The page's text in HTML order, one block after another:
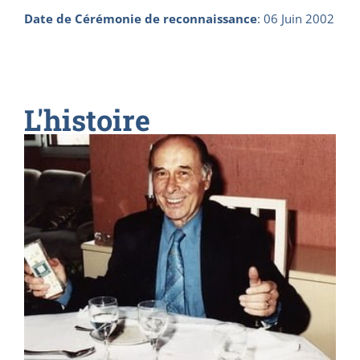
Date de Cérémonie de reconnaissance: 06 Juin 2002
L'histoire